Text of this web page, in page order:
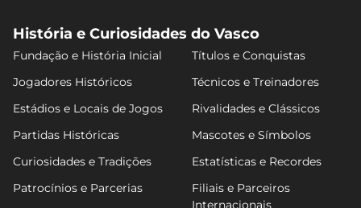
História e Curiosidades do Vasco
Fundação e História Inicial
Títulos e Conquistas
Jogadores Históricos
Técnicos e Treinadores
Estádios e Locais de Jogos
Rivalidades e Clássicos
Partidas Históricas
Mascotes e Símbolos
Curiosidades e Tradições
Estatísticas e Recordes
Patrocínios e Parcerias
Filiais e Parceiros
Internacionais